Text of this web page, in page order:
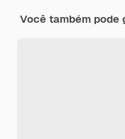
Você também